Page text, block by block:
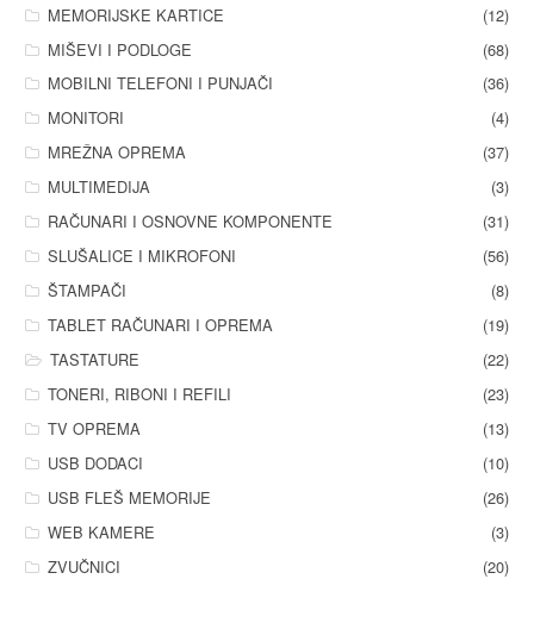
MEMORIJSKE KARTICE
(12)
MIŠEVI I PODLOGE
(68)
MOBILNI TELEFONI I PUNJAČI
(36)
MONITORI
(4)
MREŽNA OPREMA
(37)
MULTIMEDIJA
(3)
RAČUNARI I OSNOVNE KOMPONENTE
(31)
SLUŠALICE I MIKROFONI
(56)
ŠTAMPAČI
(8)
TABLET RAČUNARI I OPREMA
(19)
TASTATURE
(22)
TONERI, RIBONI I REFILI
(23)
TV OPREMA
(13)
USB DODACI
(10)
USB FLEŠ MEMORIJE
(26)
WEB KAMERE
(3)
ZVUČNICI
(20)